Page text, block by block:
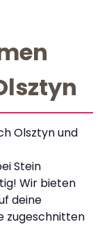
Olsztyn und
Stein
Wir bieten
deine
zugeschnitten